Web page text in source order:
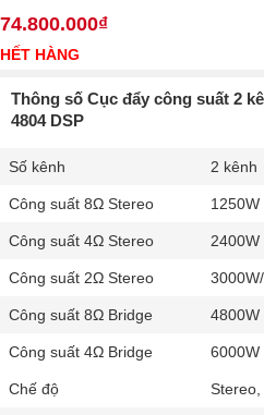
74.800.000₫
HẾT HÀNG
Thông số Cục đẩy công suất 2
4804 DSP
Số kênh 2 kênh
Công suất 8Ω Stereo 1250W
Công suất 4Ω Stereo 2400W
Công suất 2Ω Stereo
Công suất 8Ω Bridge 4800W
Công suất 4Ω Bridge 6000W
Chế độ